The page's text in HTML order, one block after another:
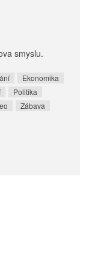
smyslu.
Ekonomika
Politika
Zábava